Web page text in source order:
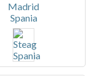
Madrid
Spania